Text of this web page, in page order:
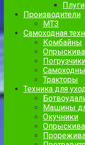
Плуги
Производители
МТЗ
Самоходная
Комбайны
Тракторы
Техника для
Машины
Окучники